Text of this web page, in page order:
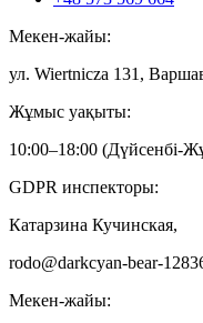
Мекен-жайы:
ул. Wiertnicza 131,
Жұмыс уақыты:
10:00–18:00 (Дүйсенбі-
GDPR инспекторы:
Катарзина Кучинская,
rodo@darkcyan-bear-
Мекен-жайы: